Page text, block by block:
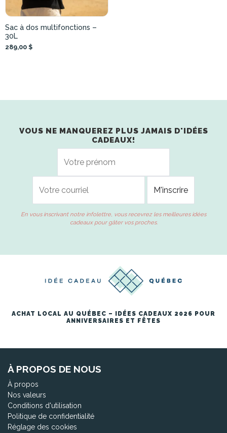
Sac à dos multifonctions –
30L
289,00 $
VOUS NE MANQUEREZ PLUS JAMAIS D'IDÉES
CADEAUX!
En vous inscrivant notre infolettre, vous recevrez les meilleures idées
cadeaux pour gâter vos proches.
ACHAT LOCAL AU QUÉBEC – IDÉES CADEAUX 2026 POUR
ANNIVERSAIRES ET FÊTES
À PROPOS DE NOUS
À propos
Nos valeurs
Conditions d'utilisation
Politique de confidentialité
Réglage des cookies